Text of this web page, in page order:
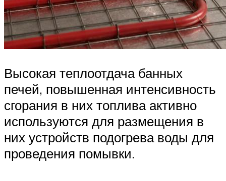
Высокая теплоотдача банных
печей, повышенная интенсивность
сгорания в них топлива активно
используются для размещения в
них устройств подогрева воды для
проведения помывки.